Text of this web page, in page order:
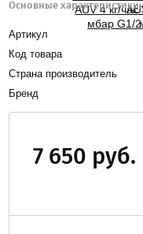
Основные характеристики:
Артикул
Код товара
Страна производитель
Бренд
7 650 руб.